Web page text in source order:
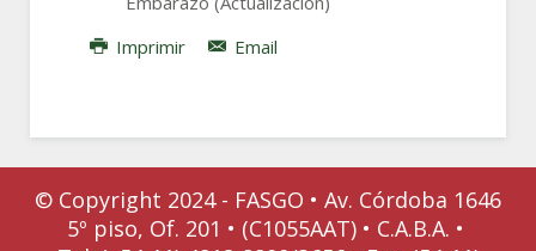
Imprimir
Email
© Copyright 2024 - FASGO • Av. Córdoba 1646
5º piso, Of. 201 • (C1055AAT) • C.A.B.A. •